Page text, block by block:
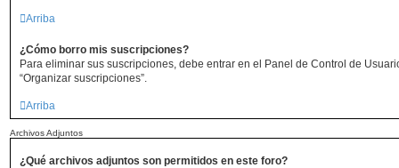
Arriba
¿Cómo borro mis suscripciones?
Para eliminar sus suscripciones, debe entrar en el Panel de Control de
“Organizar suscripciones”.
Arriba
Archivos Adjuntos
¿Qué archivos adjuntos son permitidos en este foro?